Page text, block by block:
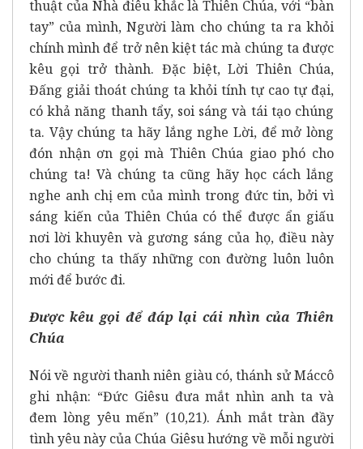
thuật của Nhà điêu khắc là Thiên Chúa, với “bàn
tay” của mình, Người làm cho chúng ta ra khỏi
chính mình để trở nên kiệt tác mà chúng ta được
kêu gọi trở thành. Đặc biệt, Lời Thiên Chúa,
Đấng giải thoát chúng ta khỏi tính tự cao tự đại,
có khả năng thanh tẩy, soi sáng và tái tạo chúng
ta. Vậy chúng ta hãy lắng nghe Lời, để mở lòng
đón nhận ơn gọi mà Thiên Chúa giao phó cho
chúng ta! Và chúng ta cũng hãy học cách lắng
nghe anh chị em của mình trong đức tin, bởi vì
sáng kiến ​​của Thiên Chúa có thể được ẩn giấu
nơi lời khuyên và gương sáng của họ, điều này
cho chúng ta thấy những con đường luôn luôn
mới để bước đi.
Được kêu gọi để đáp lại cái nhìn của Thiên
Chúa
Nói về người thanh niên giàu có, thánh sử Máccô
ghi nhận: “Đức Giêsu đưa mắt nhìn anh ta và
đem lòng yêu mến” (10,21). Ánh mắt tràn đầy
tình yêu này của Chúa Giêsu hướng về mỗi người